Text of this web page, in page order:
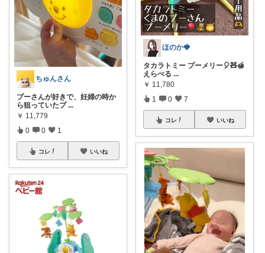
ちゅんさん
プーさんが好きで、妊婦の時か
ら狙っていたプ ...
￥ 11,779
0 0 1
コレ いいね
ほのか🍓
タカラトミー プーメリー🎈🧸🍯
えらべる ...
￥ 11,780
1 0 7
コレ いいね